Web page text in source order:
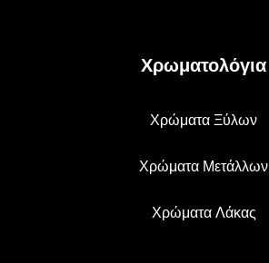
Χρωματολόγια
Χρώματα Ξύλων
Χρώματα Μετάλλων
Χρώματα Λάκας